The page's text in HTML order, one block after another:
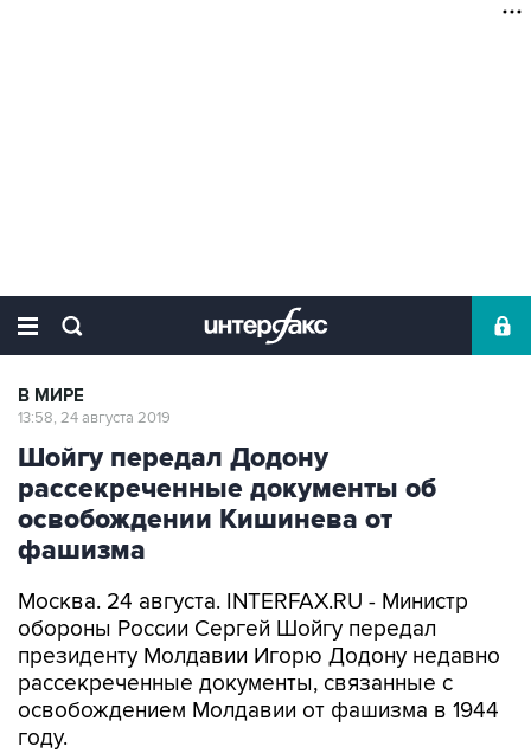
В МИРЕ
13:58, 24 августа 2019
Шойгу передал Додону
рассекреченные документы об
освобождении Кишинева от
фашизма
Москва. 24 августа. INTERFAX.RU - Министр
обороны России Сергей Шойгу передал
президенту Молдавии Игорю Додону недавно
рассекреченные документы, связанные с
освобождением Молдавии от фашизма в 1944
году.